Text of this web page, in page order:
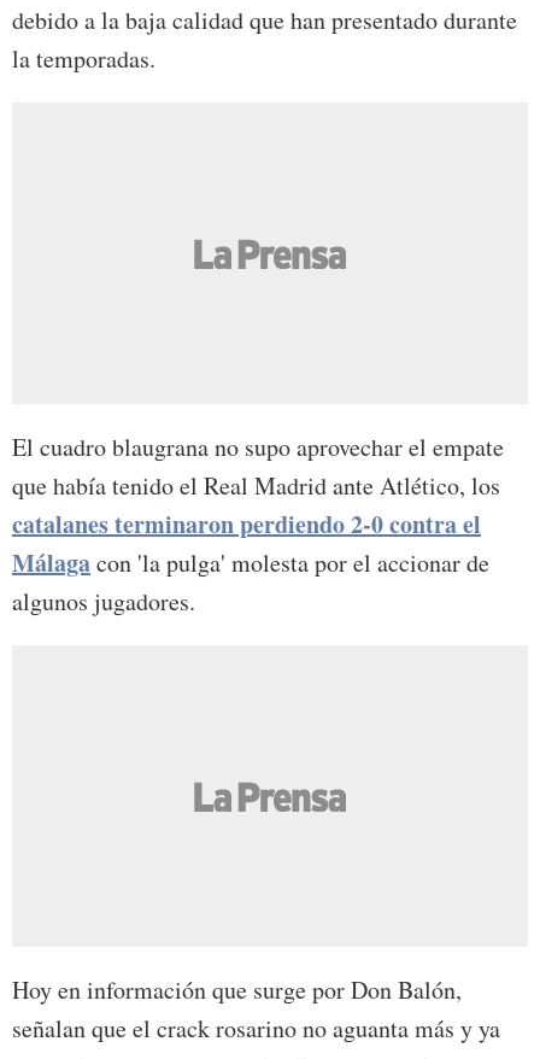
debido a la baja calidad que han presentado durante
la temporadas.
El cuadro blaugrana no supo aprovechar el empate
que había tenido el Real Madrid ante Atlético, los
catalanes terminaron perdiendo 2-0 contra el
Málagacon 'la pulga' molesta por el accionar de
algunos jugadores.
Hoy en información que surge por Don Balón,
señalan que el crack rosarino no aguanta más y ya